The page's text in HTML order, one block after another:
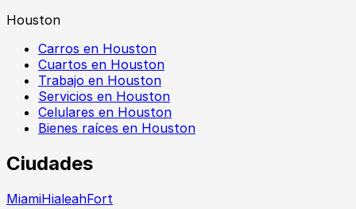
Houston
Carros en Houston
Cuartos en Houston
Trabajo en Houston
Servicios en Houston
Celulares en Houston
Bienes raíces en Houston
Ciudades
MiamiHialeahFort